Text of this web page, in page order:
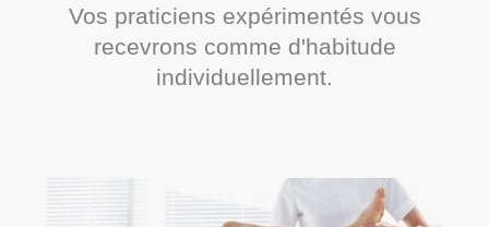
Vos praticiens expérimentés vous
recevrons comme d'habitude
individuellement.